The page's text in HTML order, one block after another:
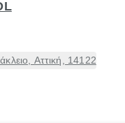
Αττική, 14122